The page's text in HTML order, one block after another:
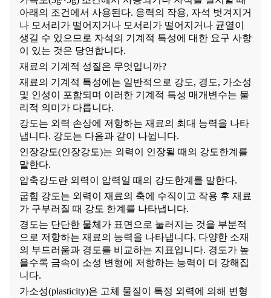
아래의 조건에서 사용된다. 응력의 작용, 자석 벗겨지거
나 모서리가 떨어지거나 모서리가 떨어지거나 균열이
생길 수 있으므로 자석의 기계적 특성에 대한 요구 사항
이 있는 것은 당연합니다.
재료의 기계적 성질은 무엇입니까?
재료의 기계적 특성에는 일반적으로 강도, 경도, 가소성
및 인성이 포함되며 이러한 기계적 특성 매개변수는 물
리적 의미가 다릅니다.
강도는 외력 손상에 저항하는 재료의 최대 능력을 나타
냅니다. 강도는 다음과 같이 나뉩니다.
인장강도(인장강도)는 외력이 인장될 때의 강도한계를
말한다.
압축강도란 외력이 압력일 때의 강도한계를 말한다.
굽힘 강도는 외력이 재료의 축에 수직이고 작용 후 재료
가 구부러질 때 강도 한계를 나타냅니다.
경도는 단단한 물체가 표면으로 눌러지는 것을 부분적
으로 저항하는 재료의 능력을 나타냅니다. 다양한 소재
의 부드러움과 경도를 비교하는 지표입니다. 경도가 높
을수록 금속이 소성 변형에 저항하는 능력이 더 강해집
니다.
가소성(plasticity)은 고체 물질이 특정 외력에 의해 변형